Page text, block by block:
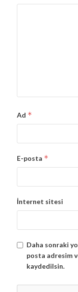
Ad *
E-posta *
İnternet sitesi
Daha sonraki
posta adresim
kaydedilsin.